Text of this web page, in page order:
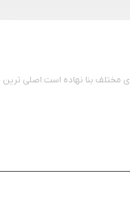
مختلف بنا نهاده است.اصلی